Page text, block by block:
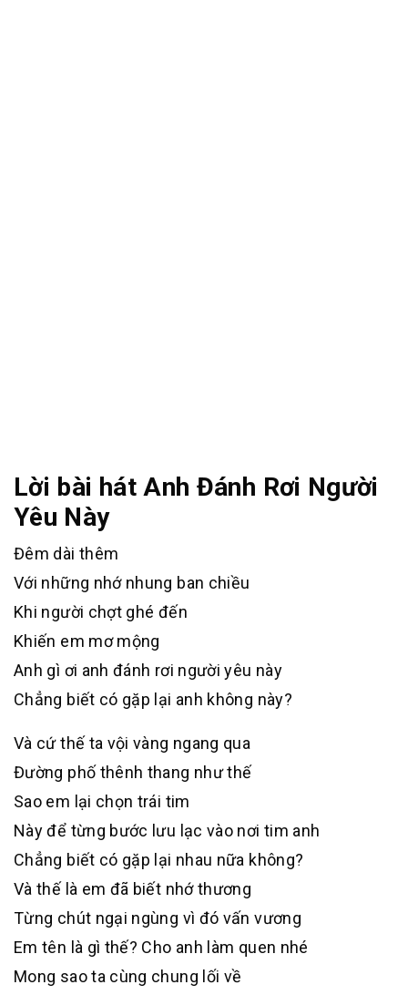
Lời bài hát Anh Đánh Rơi Người
Yêu Này
Đêm dài thêm
Với những nhớ nhung ban chiều
Khi người chợt ghé đến
Khiến em mơ mộng
Anh gì ơi anh đánh rơi người yêu này
Chẳng biết có gặp lại anh không này?
Và cứ thế ta vội vàng ngang qua
Đường phố thênh thang như thế
Sao em lại chọn trái tim
Này để từng bước lưu lạc vào nơi tim anh
Chẳng biết có gặp lại nhau nữa không?
Và thế là em đã biết nhớ thương
Từng chút ngại ngùng vì đó vấn vương
Em tên là gì thế? Cho anh làm quen nhé
Mong sao ta cùng chung lối về